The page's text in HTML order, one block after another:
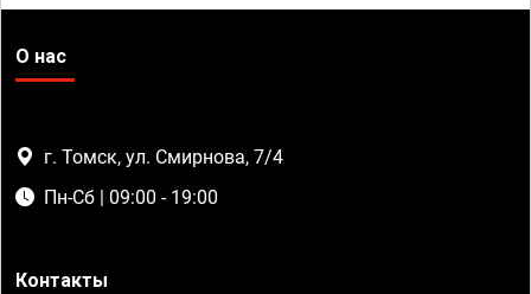
О нас
г. Томск, ул. Смирнова, 7/4
Пн-Сб | 09:00 - 19:00
Контакты